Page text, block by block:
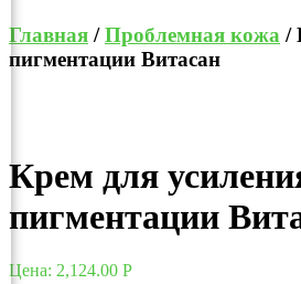
Главная /Проблемная кожа /
пигментации Витасан
Крем для
пигментации
Цена: 2,124.00 Р